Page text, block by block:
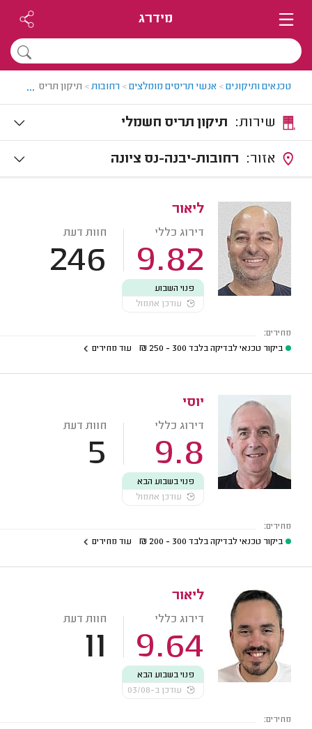
מידרג
טכנאים ותיקונים> אנשי תריסים מומלצים> רחובות> תיקון תריסים
...
תיקון תריס חשמלי
רחובות-יבנה-נס ציונה
ליאור
דירוג כללי
9.82
חוות דעת
246
פנוי השבוע
עודכן אתמול
מחירים:
ביקור טכנאי לבדיקה בלבד 300 - 250
₪ עוד מחירים
יוסי
דירוג כללי
9.8
חוות דעת
5
פנוי בשבוע הבא
עודכן אתמול
מחירים:
ביקור טכנאי לבדיקה בלבד 300 - 200
₪ עוד מחירים
ליאור
דירוג כללי
9.64
חוות דעת
11
פנוי בשבוע הבא
עודכן ב-03/08
מחירים: